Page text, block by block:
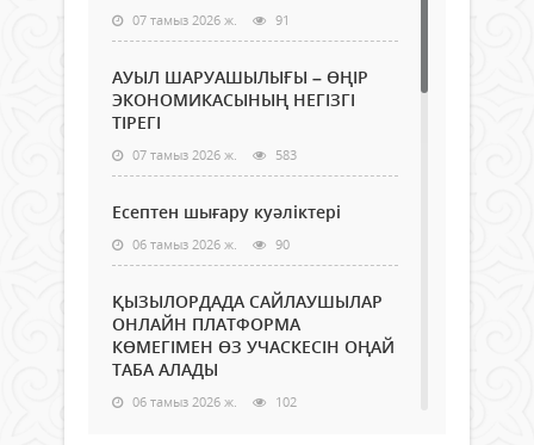
07 тамыз 2026 ж. 91
АУЫЛ ШАРУАШЫЛЫҒЫ – ӨҢІР
ЭКОНОМИКАСЫНЫҢ НЕГІЗГІ
ТІРЕГІ
07 тамыз 2026 ж. 583
Есептен шығару куәліктері
06 тамыз 2026 ж. 90
ҚЫЗЫЛОРДАДА САЙЛАУШЫЛАР
ОНЛАЙН ПЛАТФОРМА
КӨМЕГІМЕН ӨЗ УЧАСКЕСІН ОҢАЙ
ТАБА АЛАДЫ
06 тамыз 2026 ж. 102